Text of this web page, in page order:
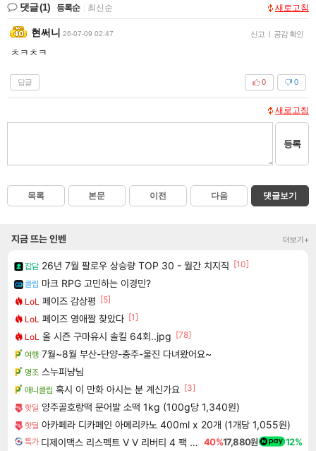
댓글(1) 등록순 최신순 새로고침
현써니 26-07-09 02:47 신고 | 공감 확인
ㅊㅋㅊㅋ
답글 0
0
새로고침
등록
목록 본문 이전 다음 댓글보기
지금 뜨는 인벤 더보기+
잡담 26년 7월 팔로우 상승량 TOP 30 - 월간 치지직 [10]
클립 마크 RPG 고민하는 이경민?
LoL 페이즈 감상평 [5]
LoL 페이즈 영애짤 찾았다 [1]
LoL 올 시즌 구마유시 솔킬 64회..jpg [78]
여행 7월~8월 부산-단양-충주-울진 다녀왔어요~
명조 스누피냥님
애니클립 혹시 이 만화 아시는 분 계신가요 [3]
핫딜 양주골호랑떡 문어발 소떡 1kg (100g당 1,340원)
핫딜 아카페라 디카페인 아메리카노 400ml x 20개 (1개당 1,055원)
특가 디제이맥스 리스펙트 V V 리버티 4 팩 DJMAX RESPECT V V Liberty 4 Pack DLC 40%17,880원 12%